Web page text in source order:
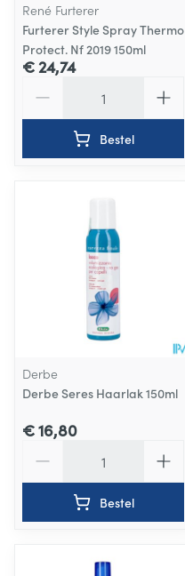
René Furterer
Furterer Style Spray Thermo
Protect. Nf 2019 150ml
€ 24,74
Bestel
Derbe
Derbe Seres Haarlak 150ml
€ 16,80
Bestel